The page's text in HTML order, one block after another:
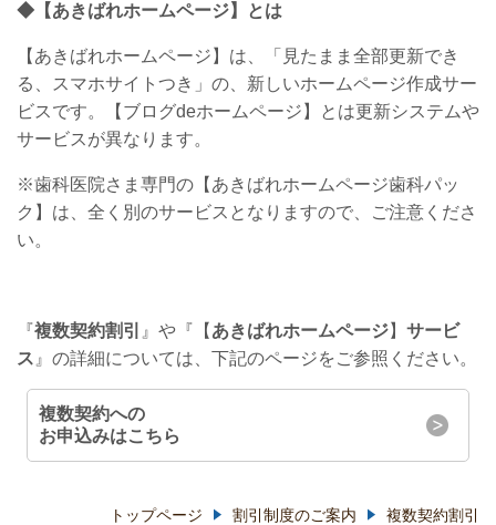
◆【あきばれホームページ】とは
【あきばれホームページ】は、「見たまま全部更新でき
る、スマホサイトつき」の、新しいホームページ作成サー
ビスです。【ブログdeホームページ】とは更新システムや
サービスが異なります。
※歯科医院さま専門の【あきばれホームページ歯科パッ
ク】は、全く別のサービスとなりますので、ご注意くださ
い。
『複数契約割引 』や『【 あきばれホームページ】 サービ
ス 』の詳細については、下記のページをご参照ください。
複数契約への
お申込みはこちら
トップページ 割引制度のご案内 複数契約割引